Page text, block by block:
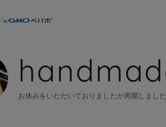
お休みをいただいておりましたが再開しまし